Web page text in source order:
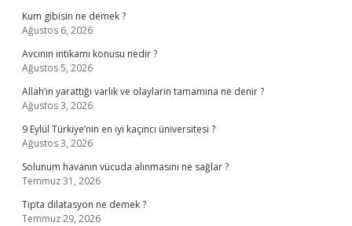
Kum gibisin ne demek ?
Ağustos 6, 2026
Avcının intikamı konusu nedir ?
Ağustos 5, 2026
Allah’ın yarattığı varlık ve olaylarin tamamına ne denir ?
Ağustos 3, 2026
9 Eylül Türkiye’nin en iyi kaçıncı üniversitesi ?
Ağustos 3, 2026
Solunum havanın vücuda alınmasını ne sağlar ?
Temmuz 31, 2026
Tıpta dilatasyon ne demek ?
Temmuz 29, 2026